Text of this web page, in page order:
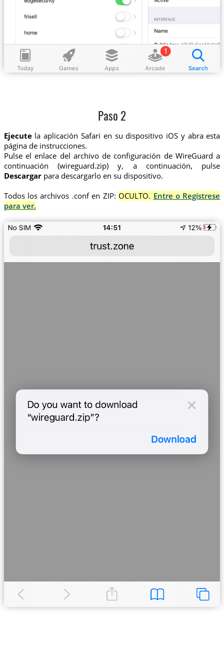
Paso 2
Ejecutela aplicación Safari en su dispositivo iOS y abra esta
página de instrucciones.
Pulse el enlace del archivo de configuración de WireGuard a
continuación (wireguard.zip) y, a continuación, pulse
Descargarpara descargarlo en su dispositivo.
Todos los archivos .conf en ZIP: OCULTO. Entre o Regístrese
para ver.